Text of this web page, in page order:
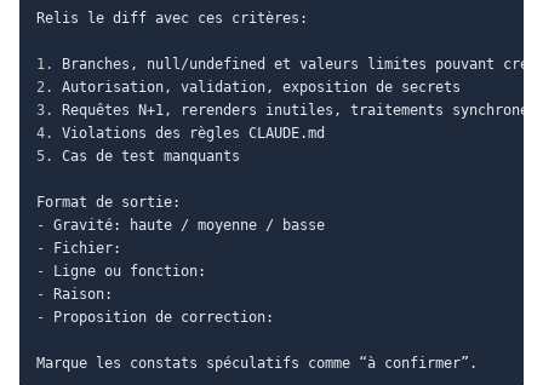
Relis le diff avec ces critères:
1.
2.
3.
4.
5.
Cas de test manquants
-
-
-
-
- Proposition de correction: